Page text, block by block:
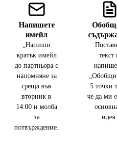
Напишете
имейл
„Напиши
кратък имейл
до партньора с
напомняне за
среща във
вторник в
14:00 и молба
за
потвърждение.
текст
5 точки
че да ми
идея.